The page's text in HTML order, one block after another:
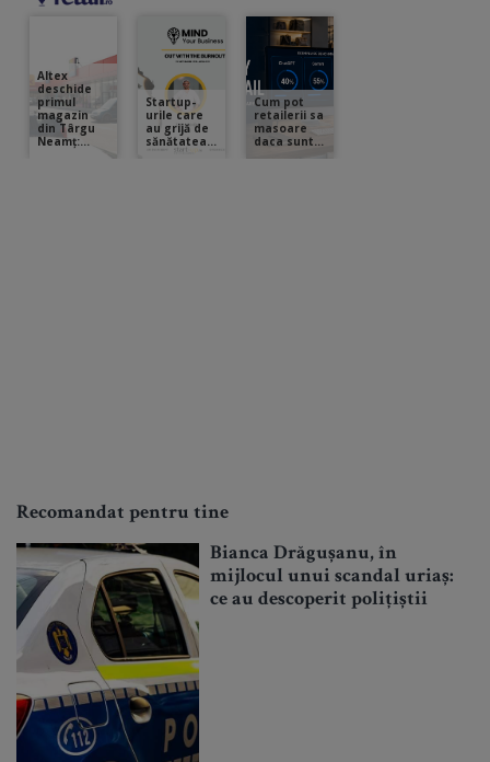
Recomandat pentru tine
Bianca Drăgușanu, în
mijlocul unui scandal uriaș:
ce au descoperit polițiștii